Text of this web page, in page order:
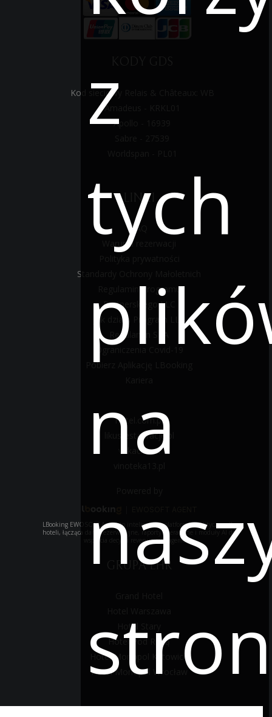
z
tych
na
Kod sieciowy Relais & Châteaux: WB
Amadeus - KRKL01
Apollo - 16939
LINKI
FAQ
Warunki rezerwacji
Standardy Ochrony Małoletnich
Regulamin Programu
Partnerskiego LLC
Jak działa Program LLC
Regulamin SPA
Pobierz Aplikację LBooking
hotel.com.pl
likusrestauracje.pl
vitkac.com
LBooking EWOSOFT Agent to inteligentna platforma analityczna dla
hoteli, łącząca dane rezerwacyjne, raporty operacyjne i moduły AI do
wsparcia decyzji revenue management.
GRUPA LHR
Hotel Stary
Hotel Pod Różą
Hotel Monopol Katowice
Hotel Monopol Wrocław